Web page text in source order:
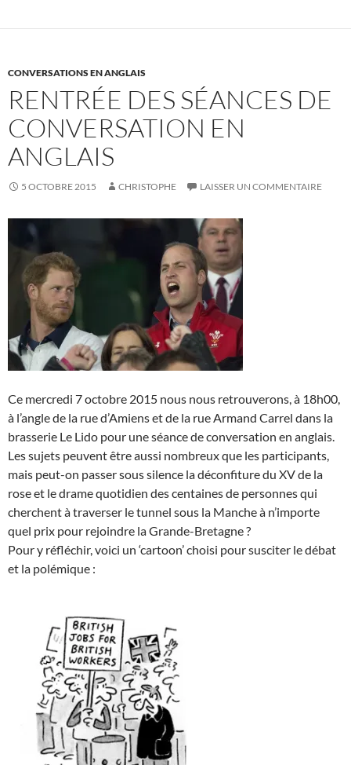
CONVERSATIONS EN ANGLAIS
RENTRÉE DES SÉANCES DE
CONVERSATION EN
ANGLAIS
5 OCTOBRE 2015 CHRISTOPHE LAISSER UN COMMENTAIRE
Ce mercredi 7 octobre 2015 nous nous retrouverons, à 18h00,
à l’angle de la rue d’Amiens et de la rue Armand Carrel dans la
brasserie Le Lido pour une séance de conversation en anglais.
Les sujets peuvent être aussi nombreux que les participants,
mais peut-on passer sous silence la déconfiture du XV de la
rose et le drame quotidien des centaines de personnes qui
cherchent à traverser le tunnel sous la Manche à n’importe
quel prix pour rejoindre la Grande-Bretagne ?
Pour y réfléchir, voici un ‘cartoon’ choisi pour susciter le débat
et la polémique :